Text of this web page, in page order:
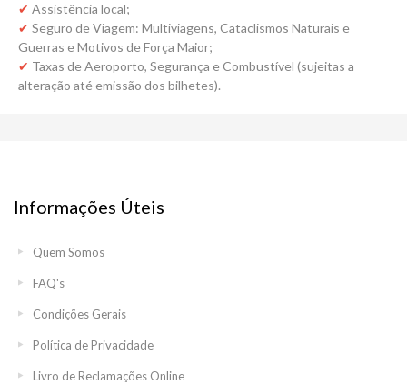
✔ Assistência local;
✔ Seguro de Viagem: Multiviagens, Cataclismos Naturais e
Guerras e Motivos de Força Maior;
✔ Taxas de Aeroporto, Segurança e Combustível (sujeitas a
alteração até emissão dos bilhetes).
Informações Úteis
Quem Somos
FAQ's
Condições Gerais
Política de Privacidade
Livro de Reclamações Online